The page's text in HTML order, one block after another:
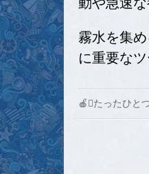
霧水を集
に重要な
🍎たったひと